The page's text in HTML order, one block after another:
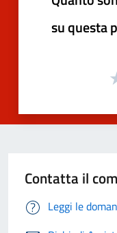
su questa
Contatta il
Leggi le